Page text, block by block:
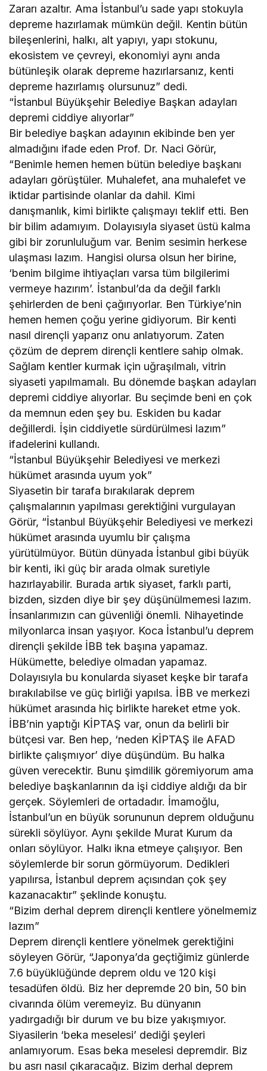
Zararı azaltır. Ama İstanbul’u sade yapı stokuyla
depreme hazırlamak mümkün değil. Kentin bütün
bileşenlerini, halkı, alt yapıyı, yapı stokunu,
ekosistem ve çevreyi, ekonomiyi aynı anda
bütünleşik olarak depreme hazırlarsanız, kenti
depreme hazırlamış olursunuz” dedi.
“İstanbul Büyükşehir Belediye Başkan adayları
depremi ciddiye alıyorlar”
Bir belediye başkan adayının ekibinde ben yer
almadığını ifade eden Prof. Dr. Naci Görür,
“Benimle hemen hemen bütün belediye başkanı
adayları görüştüler. Muhalefet, ana muhalefet ve
iktidar partisinde olanlar da dahil. Kimi
danışmanlık, kimi birlikte çalışmayı teklif etti. Ben
bir bilim adamıyım. Dolayısıyla siyaset üstü kalma
gibi bir zorunluluğum var. Benim sesimin herkese
ulaşması lazım. Hangisi olursa olsun her birine,
‘benim bilgime ihtiyaçları varsa tüm bilgilerimi
vermeye hazırım’. İstanbul’da da değil farklı
şehirlerden de beni çağırıyorlar. Ben Türkiye’nin
hemen hemen çoğu yerine gidiyorum. Bir kenti
nasıl dirençli yaparız onu anlatıyorum. Zaten
çözüm de deprem dirençli kentlere sahip olmak.
Sağlam kentler kurmak için uğraşılmalı, vitrin
siyaseti yapılmamalı. Bu dönemde başkan adayları
depremi ciddiye alıyorlar. Bu seçimde beni en çok
da memnun eden şey bu. Eskiden bu kadar
değillerdi. İşin ciddiyetle sürdürülmesi lazım”
ifadelerini kullandı.
“İstanbul Büyükşehir Belediyesi ve merkezi
hükümet arasında uyum yok”
Siyasetin bir tarafa bırakılarak deprem
çalışmalarının yapılması gerektiğini vurgulayan
Görür, “İstanbul Büyükşehir Belediyesi ve merkezi
hükümet arasında uyumlu bir çalışma
yürütülmüyor. Bütün dünyada İstanbul gibi büyük
bir kenti, iki güç bir arada olmak suretiyle
hazırlayabilir. Burada artık siyaset, farklı parti,
bizden, sizden diye bir şey düşünülmemesi lazım.
İnsanlarımızın can güvenliği önemli. Nihayetinde
milyonlarca insan yaşıyor. Koca İstanbul’u deprem
dirençli şekilde İBB tek başına yapamaz.
Hükümette, belediye olmadan yapamaz.
Dolayısıyla bu konularda siyaset keşke bir tarafa
bırakılabilse ve güç birliği yapılsa. İBB ve merkezi
hükümet arasında hiç birlikte hareket etme yok.
İBB’nin yaptığı KİPTAŞ var, onun da belirli bir
bütçesi var. Ben hep, ‘neden KİPTAŞ ile AFAD
birlikte çalışmıyor’ diye düşündüm. Bu halka
güven verecektir. Bunu şimdilik göremiyorum ama
belediye başkanlarının da işi ciddiye aldığı da bir
gerçek. Söylemleri de ortadadır. İmamoğlu,
İstanbul’un en büyük sorununun deprem olduğunu
sürekli söylüyor. Aynı şekilde Murat Kurum da
onları söylüyor. Halkı ikna etmeye çalışıyor. Ben
söylemlerde bir sorun görmüyorum. Dedikleri
yapılırsa, İstanbul deprem açısından çok şey
kazanacaktır” şeklinde konuştu.
“Bizim derhal deprem dirençli kentlere yönelmemiz
lazım”
Deprem dirençli kentlere yönelmek gerektiğini
söyleyen Görür, “Japonya’da geçtiğimiz günlerde
7.6 büyüklüğünde deprem oldu ve 120 kişi
tesadüfen öldü. Biz her depremde 20 bin, 50 bin
civarında ölüm veremeyiz. Bu dünyanın
yadırgadığı bir durum ve bu bize yakışmıyor.
Siyasilerin ‘beka meselesi’ dediği şeyleri
anlamıyorum. Esas beka meselesi depremdir. Biz
bu asrı nasıl çıkaracağız. Bizim derhal deprem